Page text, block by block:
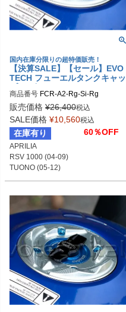
国内在庫分限りの超特価販売！
【決算SALE】【セール】EVO
TECH フューエルタンクキャッ
プ ラピッド APRILIA/DUCATI/
KTM
商品番号 FCR-A2-Rg-Si-Rg
販売価格 ¥26,400税込
SALE価格 ¥10,560税込
在庫有り 60％OFF
APRILIA
RSV 1000 (04-09)
TUONO (05-12)
STREETFIGHTER
KTM
RC8
MV AGUSTA
BRUTALE/F4 (10-12)